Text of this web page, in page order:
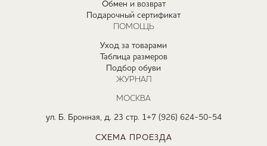
Обмен и возврат
Подарочный сертификат
ПОМОЩЬ
Уход за товарами
Таблица размеров
Подбор обуви
ЖУРНАЛ
МОСКВА
ул. Б. Бронная, д. 23 стр. 1+7 (926) 624-50-54
СХЕМА ПРОЕЗДА